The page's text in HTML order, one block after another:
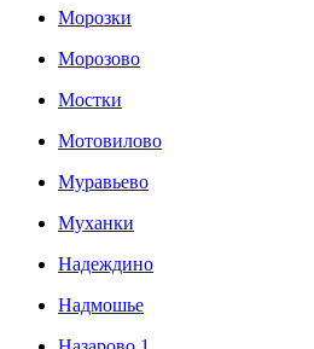
Морозки
Морозово
Мостки
Мотовилово
Муравьево
Муханки
Надеждино
Надмошье